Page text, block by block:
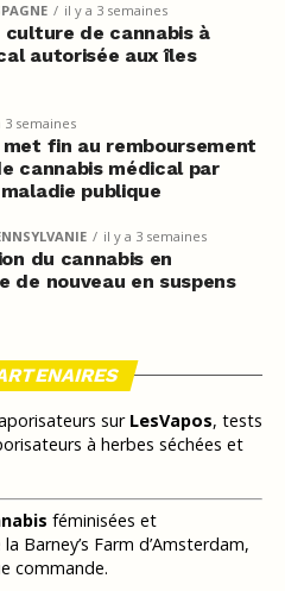
il y a 3 semaines
culture de cannabis à
autorisée aux îles
3 semaines
met fin au remboursement
cannabis médical par
publique
il y a 3 semaines
du cannabis en
de nouveau en suspens
sur LesVapos, tests
à herbes séchées et
féminisées et
Barney’s Farm d’Amsterdam,
commande.